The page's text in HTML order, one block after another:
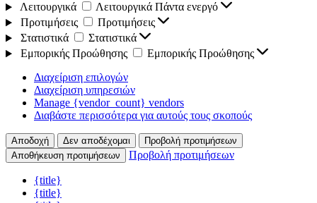
Λειτουργικά
Λειτουργικά Πάντα ενεργό
Προτιμήσεις
Προτιμήσεις
Στατιστικά
Στατιστικά
Εμπορικής Προώθησης
Εμπορικής Προώθησης
Διαχείριση επιλογών
Διαχείριση υπηρεσιών
Manage {vendor_count} vendors
Διαβάστε περισσότερα για αυτούς τους σκοπούς
Αποδοχή Δεν αποδέχομαι
Προβολή προτιμήσεων
Αποθήκευση προτιμήσεων
Προβολή προτιμήσεων
{title}
{title}